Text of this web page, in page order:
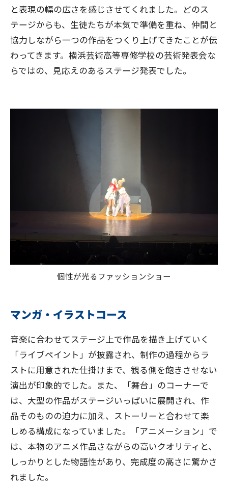
と表現の幅の広さを感じさせてくれました。どのス
テージからも、生徒たちが本気で準備を重ね、仲間と
協力しながら一つの作品をつくり上げてきたことが伝
わってきます。横浜芸術高等専修学校の芸術発表会な
らではの、見応えのあるステージ発表でした。
個性が光るファッションショー
マンガ・イラストコース
音楽に合わせてステージ上で作品を描き上げていく
「ライブペイント」が披露され、制作の過程からラ
ストに用意された仕掛けまで、観る側を飽きさせない
演出が印象的でした。また、「舞台」のコーナーで
は、大型の作品がステージいっぱいに展開され、作
品そのものの迫力に加え、ストーリーと合わせて楽
しめる構成になっていました。「アニメーション」で
は、本物のアニメ作品さながらの高いクオリティと、
しっかりとした物語性があり、完成度の高さに驚かさ
れました。